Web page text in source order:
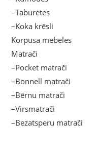
–Taburetes
–Koka krēsli
Korpusa mēbeles
Matrači
–Pocket matrači
–Bonnell matrači
–Bērnu matrači
–Virsmatrači
–Bezatsperu matrači